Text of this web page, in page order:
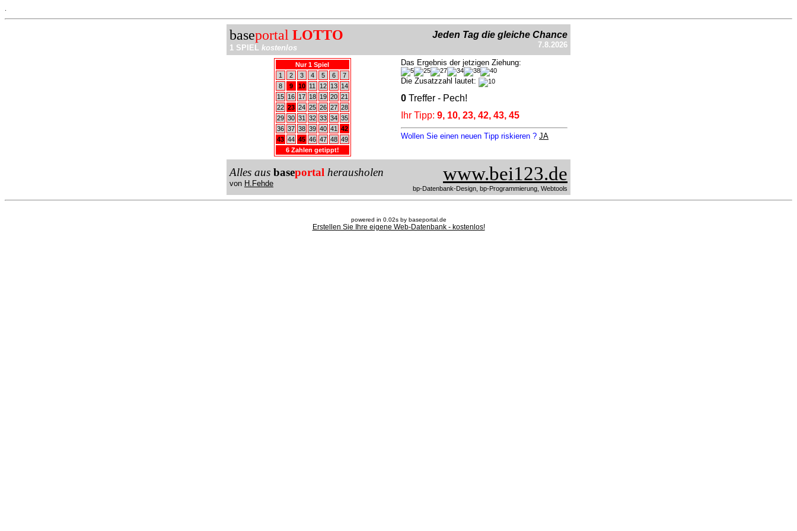
baseportal LOTTO
1 SPIEL kostenlos
Jeden Tag die gleiche Chance
7.8.2026
Nur 1 Spiel
1
2 3 4 5 6
7
8
9 10 11 12 13
14
15
16 17 18 19 20 21
22 23 24 25 26 27 28
29 30 31 32 33 34 35
36 37 38 39 40 41
42
43 44 45 46 47 48 49
6 Zahlen getippt!
Das Ergebnis der jetzigen Ziehung:
Die Zusatzzahl lautet:
0 Treffer - Pech!
Ihr Tipp: 9, 10, 23, 42, 43, 45
Wollen Sie einen neuen Tipp riskieren ? JA
Alles aus baseportal herausholen
von H.Fehde www.bei123.de
bp-Datenbank-Design, bp-Programmierung, Webtools
powered in 0.02s by baseportal.de
Erstellen Sie Ihre eigene Web-Datenbank - kostenlos!